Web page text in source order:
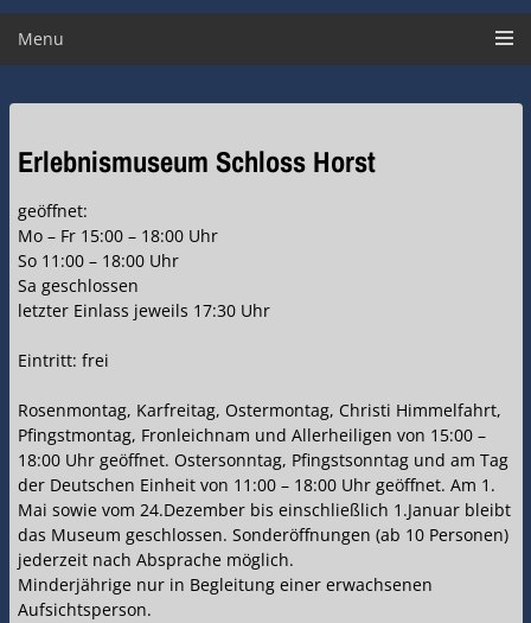
Menu
Erlebnismuseum Schloss Horst
geöffnet:
Mo – Fr 15:00 – 18:00 Uhr
So 11:00 – 18:00 Uhr
Sa geschlossen
letzter Einlass jeweils 17:30 Uhr
Eintritt: frei
Rosenmontag, Karfreitag, Ostermontag, Christi Himmelfahrt,
Pfingstmontag, Fronleichnam und Allerheiligen von 15:00 –
18:00 Uhr geöffnet. Ostersonntag, Pfingstsonntag und am Tag
der Deutschen Einheit von 11:00 – 18:00 Uhr geöffnet. Am 1.
Mai sowie vom 24.Dezember bis einschließlich 1.Januar bleibt
das Museum geschlossen. Sonderöffnungen (ab 10 Personen)
jederzeit nach Absprache möglich.
Minderjährige nur in Begleitung einer erwachsenen
Aufsichtsperson.